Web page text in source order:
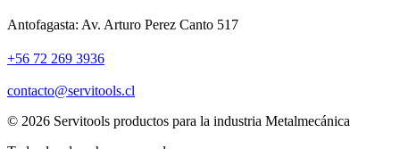
Antofagasta: Av. Arturo Perez Canto 517
+56 72 269 3936
contacto@servitools.cl
© 2026 Servitools productos para la industria Metalmecánica